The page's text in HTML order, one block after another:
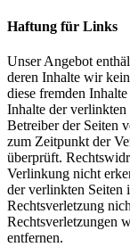
Haftung für Links
Unser Angebot
deren Inhalte wir
diese fremden
Inhalte der verlinkten
Betreiber der Seiten
zum Zeitpunkt der
überprüft.
Verlinkung nicht
der verlinkten Seiten
Rechtsverletzung
Rechtsverletzungen
entfernen.